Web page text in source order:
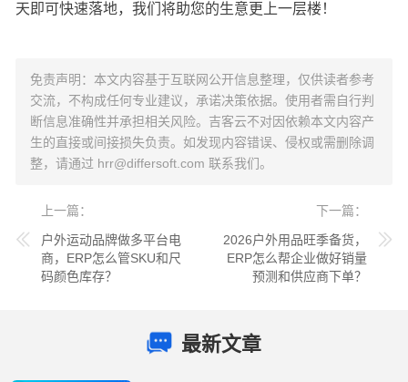
天即可快速落地，我们将助您的生意更上一层楼！
免责声明：本文内容基于互联网公开信息整理，仅供读者参考
交流，不构成任何专业建议，承诺决策依据。使用者需自行判
断信息准确性并承担相关风险。吉客云不对因依赖本文内容产
生的直接或间接损失负责。如发现内容错误、侵权或需删除调
整，请通过 hrr@differsoft.com 联系我们。
上一篇
户外运动品牌做多平台电
商，ERP怎么管SKU和尺
码颜色库存？
下一篇
2026户外用品旺季备货，
ERP怎么帮企业做好销量
预测和供应商下单？
最新文章